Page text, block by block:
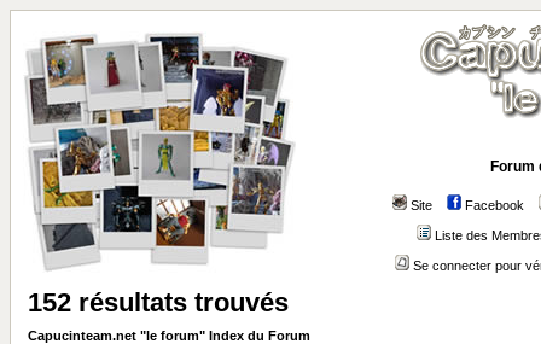
Forum
Site Facebook
Liste des
Se connecter pour
152 résultats trouvés
Capucinteam.net "le forum" Index du Forum